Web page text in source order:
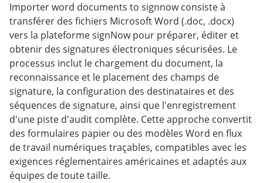
Importer word documents to signnow consiste à
transférer des fichiers Microsoft Word (.doc, .docx)
vers la plateforme signNow pour préparer, éditer et
obtenir des signatures électroniques sécurisées. Le
processus inclut le chargement du document, la
reconnaissance et le placement des champs de
signature, la configuration des destinataires et des
séquences de signature, ainsi que l'enregistrement
d'une piste d'audit complète. Cette approche convertit
des formulaires papier ou des modèles Word en flux
de travail numériques traçables, compatibles avec les
exigences réglementaires américaines et adaptés aux
équipes de toute taille.